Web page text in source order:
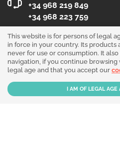
+34 968 219 849
+34 968 223 759
OPENING HOURS
Monday to Friday 10:00 - 19:00
Follow us!
This website is for persons of legal
in force in your country. Its
never for use or consumption. It
navigation, if you continue
legal age and that you accept our